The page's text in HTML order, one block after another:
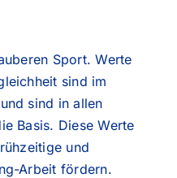
Sport. Werte
sind im
sind in allen
Basis. Diese Werte
und
Arbeit fördern.